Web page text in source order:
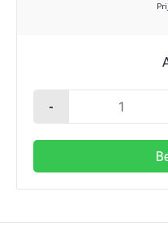
-
insteekverloop